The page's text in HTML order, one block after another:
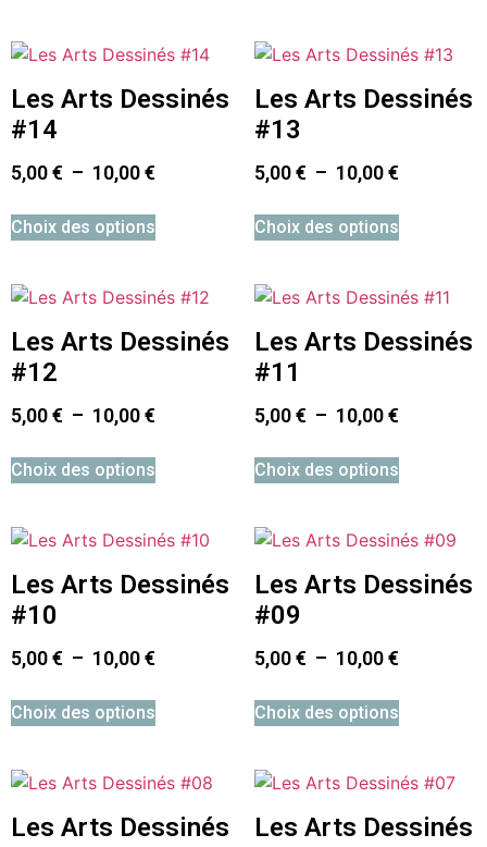
Les Arts Dessinés
#14
5,00€ – 10,00€
Choix des options
Les Arts Dessinés
#13
5,00€ – 10,00€
Choix des options
Les Arts Dessinés
#12
5,00€ – 10,00€
Choix des options
Les Arts Dessinés
#11
5,00€ – 10,00€
Choix des options
Les Arts Dessinés
#10
5,00€ – 10,00€
Choix des options
Les Arts Dessinés
#09
5,00€ – 10,00€
Choix des options
Les Arts Dessinés
Les Arts Dessinés